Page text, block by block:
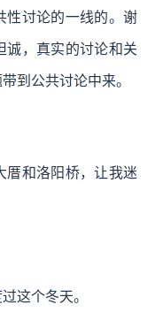
性讨论的一线的。谢
诚，真实的讨论和关
到公共讨论中来。
厝和洛阳桥，让我迷
这个冬天。